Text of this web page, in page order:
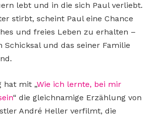
lebt und in die sich Paul verliebt.
stirbt, scheint Paul eine Chance
und freies Leben zu erhalten –
Schicksal und das seiner Familie
hat mit „Wie ich lernte, bei mir
“ die gleichnamige Erzählung von
André Heller verfilmt, die